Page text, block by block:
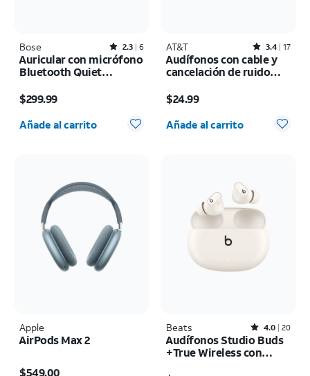
Bose Rated2.3out of 5 stars with6reviews
2.3 6
Auricular con micrófono
Bluetooth Quiet
$299.99
Cantidad seleccionada: 0
Añade al carrito
AT&T Rated3.4out of 5 stars with17reviews
3.4 17
Audífonos con cable y
cancelación de ruido
$24.99
Cantidad seleccionada: 0
Añade al carrito
Apple
AirPods Max 2
$549.00
Beats Rated4out of 5 stars with20reviews
4.0 20
Audífonos Studio Buds
+True Wireless con